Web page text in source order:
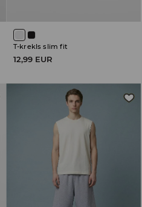
T-krekls slim fit
12,99 EUR